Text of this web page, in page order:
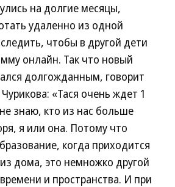
на долгие месяцы,
удаленно из одной
чтобы в другой дети
онлайн. Так что новый
долгожданным, говорит
«Тася очень ждет 1
знаю, кто из нас больше
я или она. Потому что
когда приходится
дома, это немножко другой
и пространства. И при